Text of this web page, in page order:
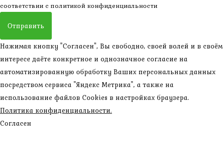
соответствии с политикой конфиденциальности
Отправить
Нажимая кнопку "Согласен", Вы свободно, своей волей и в своём
интересе даёте конкретное и однозначное согласие на
автоматизированную обработку Ваших персональных данных
посредством сервиса "Яндекс Метрика", а также на
использование файлов Cookies в настройках браузера.
Политика конфиденциальности.
Согласен